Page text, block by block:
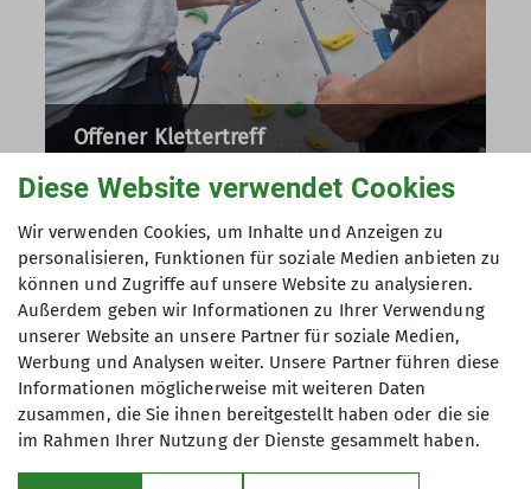
Offener Klettertreff
Diese Website verwendet Cookies
Wir verwenden Cookies, um Inhalte und Anzeigen zu
personalisieren, Funktionen für soziale Medien anbieten zu
können und Zugriffe auf unsere Website zu analysieren.
Außerdem geben wir Informationen zu Ihrer Verwendung
unserer Website an unsere Partner für soziale Medien,
Werbung und Analysen weiter. Unsere Partner führen diese
Informationen möglicherweise mit weiteren Daten
zusammen, die Sie ihnen bereitgestellt haben oder die sie
im Rahmen Ihrer Nutzung der Dienste gesammelt haben.